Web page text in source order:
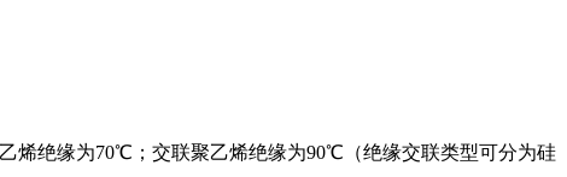
乙烯绝缘为70℃；交联聚乙烯绝缘为90℃（绝缘交联类型可分为硅